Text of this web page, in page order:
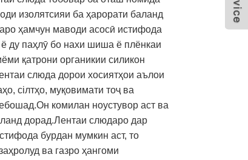
изолятсияи ба ҳарорати баланд
ҳамчун маводи асосӣ истифода
ду паҳлӯ бо нахи шиша ё плёнкаи
қатрони органикии силикон
слюда дорои хосиятҳои аълои
сілтҳо, муқовимати тоҷ ва
комилан ноустувор аст ва
дорад.Лентаи слюдаро дар
бурдан мумкин аст, то
ва газро ҳангоми